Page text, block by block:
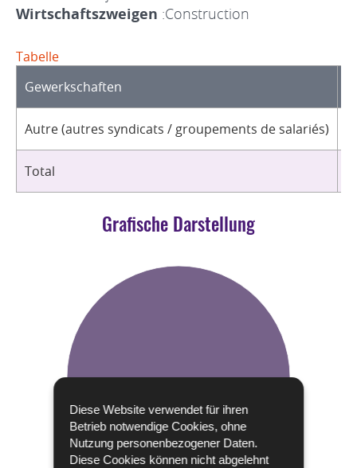
Diese Website verwendet für ihren
Betrieb notwendige Cookies, ohne
Nutzung personenbezogener Daten.
Diese Cookies können nicht abgelehnt
Wirtschaftszweigen :Construction
Tabelle
Gewerkschaften
Autre (autres syndicats / groupements de salariés)
Total
Grafische Darstellung